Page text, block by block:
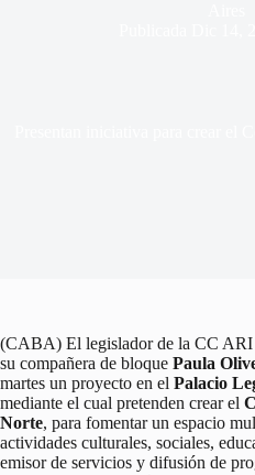
(CABA) El legislador de la CC ARI
su compañera de bloque Paula
martes un proyecto en el Palacio
mediante el cual pretenden crear el
Norte, para fomentar un espacio
actividades culturales, sociales,
emisor de servicios y difusión de